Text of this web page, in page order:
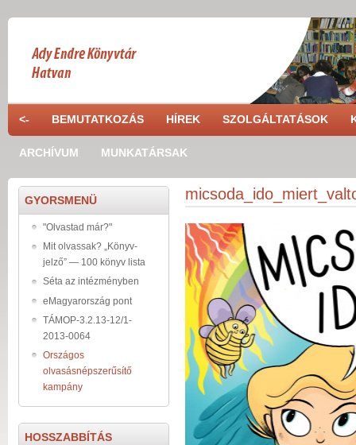
<- BEMUTATKOZÁS HÍREK SZOLGÁLTATÁSOK
ARCHÍVUM MUNKATÁRSAK
GYORSMENÜ
"Olvastad már?"
Mit olvassak? „Könyv-
jelző” — 100 könyv lista
Séta az intézményben
eMagyarország pont
TÁMOP-3.2.13-12/1-
2013-0064
Országos
olvasásnépszerűsítő
kampány
HOSSZABBÍTÁS